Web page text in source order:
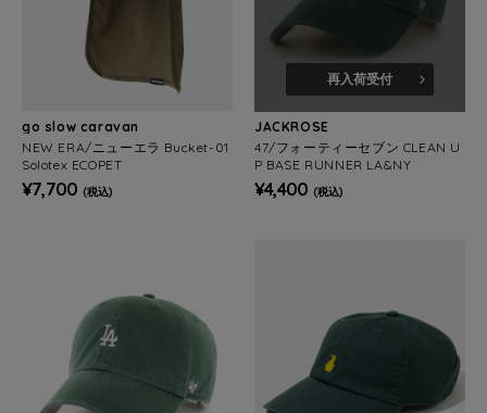
go slow caravan
NEW ERA/ニューエラ Bucket-01
Solotex ECOPET
¥7,700 (税込)
再入荷受付
JACKROSE
47/フォーティーセブン CLEAN U
P BASE RUNNER LA&NY
¥4,400 (税込)